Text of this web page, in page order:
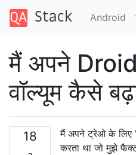
Android
मैं अपने
वॉल्यूम कैसे
18
मैं अपने ट्रेओ के लिए
करता था जो मुझे